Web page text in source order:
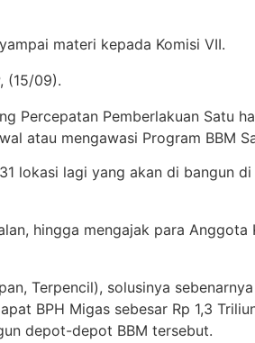
materi kepada Komisi VII.
(15/09).
Percepatan Pemberlakuan Satu
atau mengawasi Program BBM
lokasi lagi yang akan di bangun
hingga mengajak para Anggota
Terpencil), solusinya
BPH Migas sebesar Rp 1,3
depot-depot BBM tersebut.